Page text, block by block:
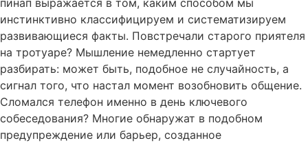
инстинктивно классифицируем и систематизируем
развивающиеся факты. Повстречали старого приятеля
на тротуаре? Мышление немедленно стартует
разбирать: может быть, подобное не случайность, а
сигнал того, что настал момент возобновить общение.
Сломался телефон именно в день ключевого
собеседования? Многие обнаружат в подобном
предупреждение или барьер, созданное